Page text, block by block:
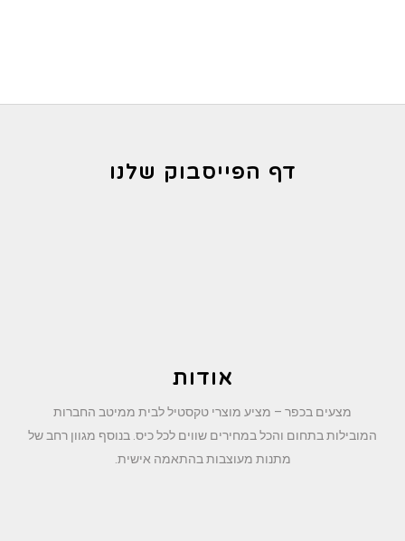
דף הפייסבוק שלנו
אודות
מצעים בכפר – מציע מוצרי טקסטיל לבית ממיטב החברות
המובילות בתחום והכל במחירים שווים לכל כיס. בנוסף מגוון רחב של
מתנות מעוצבות בהתאמה אישית.